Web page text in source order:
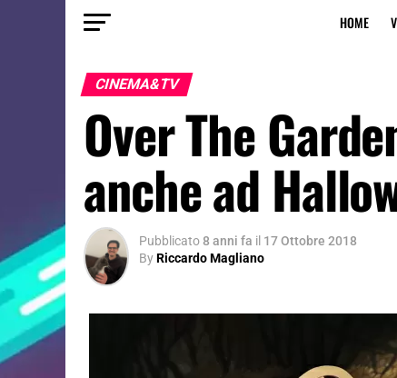
HOME
CINEMA&TV
Over The
anche ad
Pubblicato8 anni fa il 17 Ottobre 2018
ByRiccardo Magliano